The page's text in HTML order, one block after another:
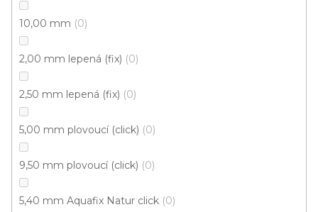
10,00 mm 0
2,00 mm lepená (fix) 0
2,50 mm lepená (fix) 0
5,00 mm plovoucí (click) 0
9,50 mm plovoucí (click) 0
5,40 mm Aquafix Natur click 0
Vinylové dílce Purello CLIC 30 V Silento RIGID
SPC / 35144
735 Kč / m2
799 Kč
Clic 30V (plovoucí)